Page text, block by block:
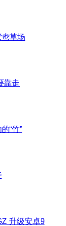
草场
靠走
“竹”
升级安卓9